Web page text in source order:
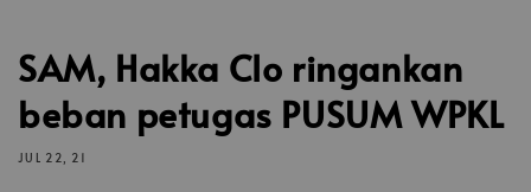
SAM, Hakka Clo ringankan
beban petugas PUSUM WPKL
JUL 22, 21